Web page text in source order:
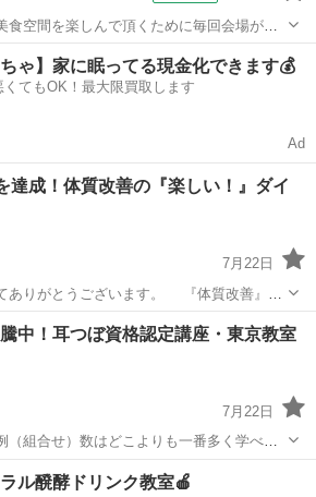
空間を楽しんで頂くために毎回会場が異
名店や一流ホテルのプライベートルームで
上質な時を過ごしましょう。 一流...
ちゃ】家に眠ってる現金化できます💰
くてもOK！最大限買取します
Ad
達成！体質改善の『楽しい！』ダイ
7月22日
うございます。 『体質改善』の
ダイエットサポート Get Slim Diet
枚目の写真は８５kgのときの私３５
体質改善
中！耳つぼ資格認定講座・東京教室
7月22日
（組合せ）数はどこよりも一番多く学べま
ケア）・カッサケアなど・・・唯一のオ
つぼ
ル醗酵ドリンク教室🍎